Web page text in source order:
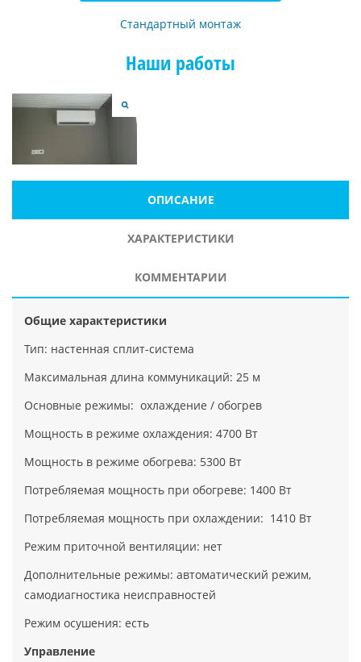
Стандартный монтаж
Наши работы
ОПИСАНИЕ
ХАРАКТЕРИСТИКИ
КОММЕНТАРИИ
Общие характеристики
Тип: настенная сплит-система
Максимальная длина коммуникаций: 25 м
Основные режимы: охлаждение / обогрев
Мощность в режиме охлаждения: 4700 Вт
Мощность в режиме обогрева: 5300 Вт
Потребляемая мощность при обогреве: 1400 Вт
Потребляемая мощность при охлаждении: 1410 Вт
Режим приточной вентиляции: нет
Дополнительные режимы: автоматический режим,
самодиагностика неисправностей
Режим осушения: есть
Управление